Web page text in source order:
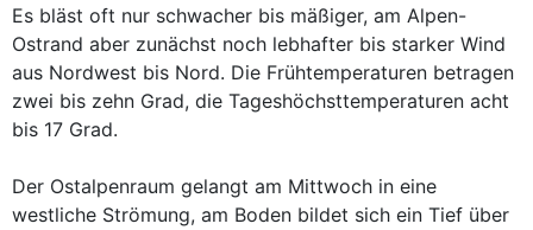
Es bläst oft nur schwacher bis mäßiger, am Alpen-
Ostrand aber zunächst noch lebhafter bis starker Wind
aus Nordwest bis Nord. Die Frühtemperaturen betragen
zwei bis zehn Grad, die Tageshöchsttemperaturen acht
bis 17 Grad.
Der Ostalpenraum gelangt am Mittwoch in eine
westliche Strömung, am Boden bildet sich ein Tief über